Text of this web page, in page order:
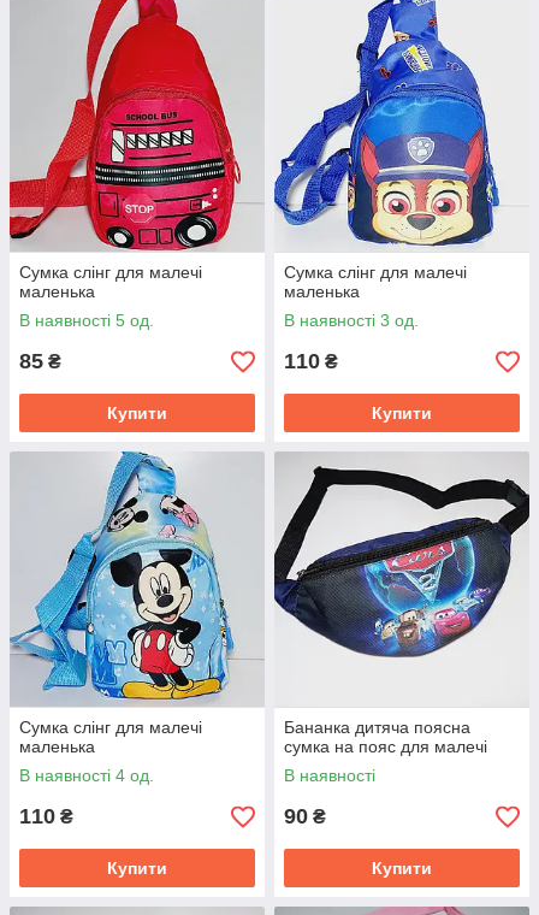
Сумка слінг для малечі
маленька
В наявності 5 од.
85 ₴
Купити
Сумка слінг для малечі
маленька
В наявності 3 од.
110 ₴
Купити
Сумка слінг для малечі
маленька
В наявності 4 од.
110 ₴
Купити
Бананка дитяча поясна
сумка на пояс для малечі
В наявності
90 ₴
Купити